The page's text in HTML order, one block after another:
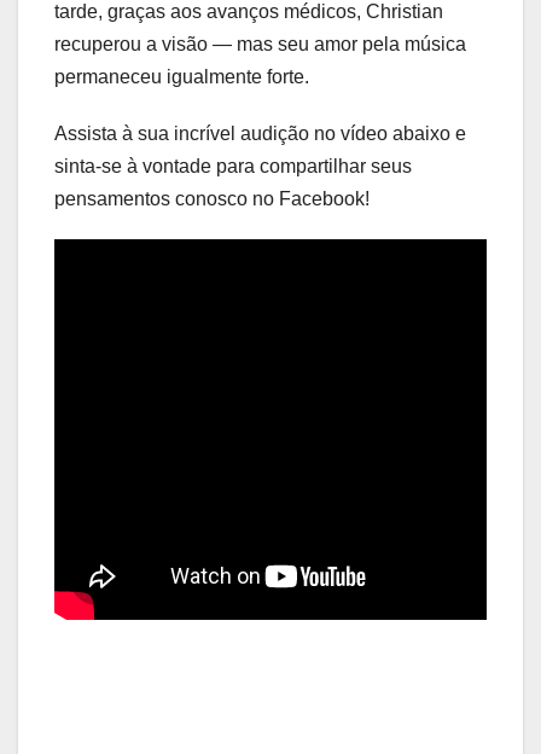
tarde, graças aos avanços médicos, Christian
recuperou a visão — mas seu amor pela música
permaneceu igualmente forte.
Assista à sua incrível audição no vídeo abaixo e
sinta-se à vontade para compartilhar seus
pensamentos conosco no Facebook!